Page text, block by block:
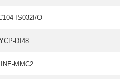
IS032I/O
DI48
MMC2